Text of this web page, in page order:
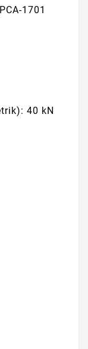
1701
40 kN